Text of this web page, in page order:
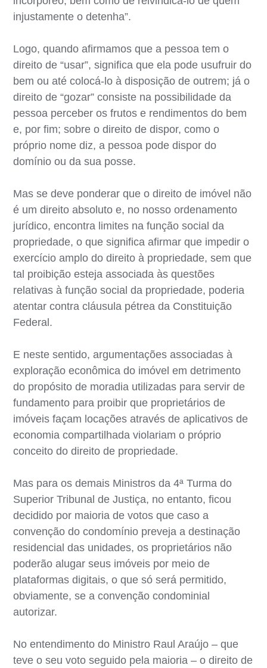
injustamente o detenha”.
Logo, quando afirmamos que a pessoa tem o
direito de “usar”, significa que ela pode usufruir do
bem ou até colocá-lo à disposição de outrem; já o
direito de “gozar” consiste na possibilidade da
pessoa perceber os frutos e rendimentos do bem
e, por fim; sobre o direito de dispor, como o
próprio nome diz, a pessoa pode dispor do
domínio ou da sua posse.
Mas se deve ponderar que o direito de imóvel não
é um direito absoluto e, no nosso ordenamento
jurídico, encontra limites na função social da
propriedade, o que significa afirmar que impedir o
exercício amplo do direito à propriedade, sem que
tal proibição esteja associada às questões
relativas à função social da propriedade, poderia
atentar contra cláusula pétrea da Constituição
Federal.
E neste sentido, argumentações associadas à
exploração econômica do imóvel em detrimento
do propósito de moradia utilizadas para servir de
fundamento para proibir que proprietários de
imóveis façam locações através de aplicativos de
economia compartilhada violariam o próprio
conceito do direito de propriedade.
Mas para os demais Ministros da 4ª Turma do
Superior Tribunal de Justiça, no entanto, ficou
decidido por maioria de votos que caso a
convenção do condomínio preveja a destinação
residencial das unidades, os proprietários não
poderão alugar seus imóveis por meio de
plataformas digitais, o que só será permitido,
obviamente, se a convenção condominial
autorizar.
No entendimento do Ministro Raul Araújo – que
teve o seu voto seguido pela maioria – o direito de